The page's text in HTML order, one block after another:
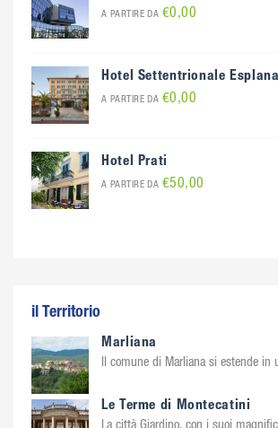
A PARTIRE DA €0,00
Hotel Settentrionale
A PARTIRE DA €0,00
Hotel Prati
A PARTIRE DA €50,00
il Territorio
Marliana
Il comune di Marliana si estende in
Le Terme di Montecatini